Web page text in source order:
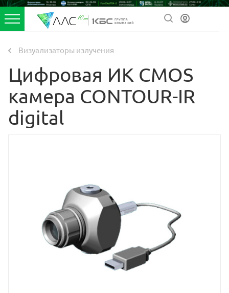
Визуализаторы излучения
Цифровая ИК CMOS
камера CONTOUR-IR
digital